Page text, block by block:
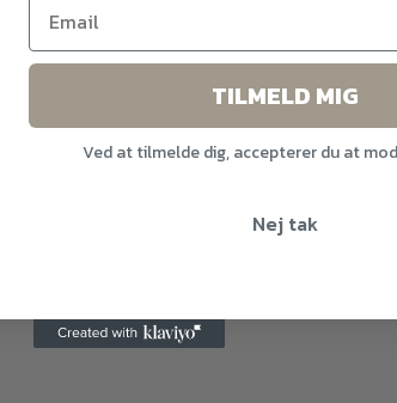
TILMELD MIG
Ved at tilmelde dig, accepterer du at
Nej tak